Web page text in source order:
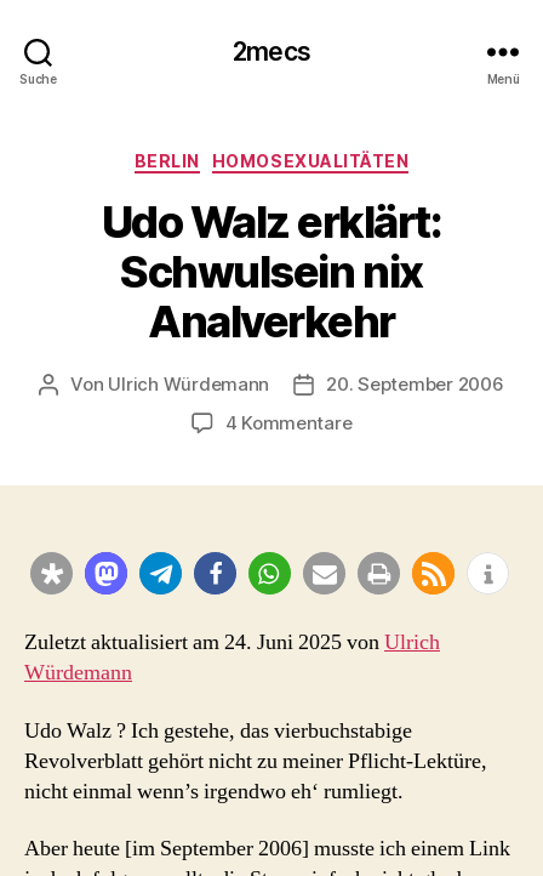
Suche
2mecs
Menü
Kategorien
BERLIN HOMOSEXUALITÄTEN
Udo Walz erklärt:
Schwulsein nix
Analverkehr
Beitragsautor
Von Ulrich Würdemann Beitragsdatum
20. September 2006
4 Kommentarezu
nix
Analverkehr
Zuletzt aktualisiert am 24. Juni 2025 vonUlrich
Würdemann
Udo Walz ? Ich gestehe, das vierbuchstabige
Revolverblatt gehört nicht zu meiner Pflicht-Lektüre,
nicht einmal wenn’s irgendwo eh‘ rumliegt.
Aber heute [im September 2006] musste ich einem Link